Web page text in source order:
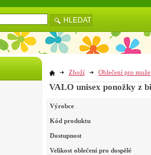
Zboží Oblečení pro muže
Výrobce
Kód produktu
Dostupnost
Velikost oblečení pro dospělé
HLEDAT